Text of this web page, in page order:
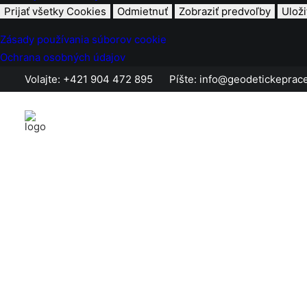
Prijať všetky Cookies
Odmietnuť Zobraziť predvoľby
Zásady používania súborov cookie
Ochrana osobných údajov
Volajte: +421 904 472 895 Píšte:
Kruhový objazd